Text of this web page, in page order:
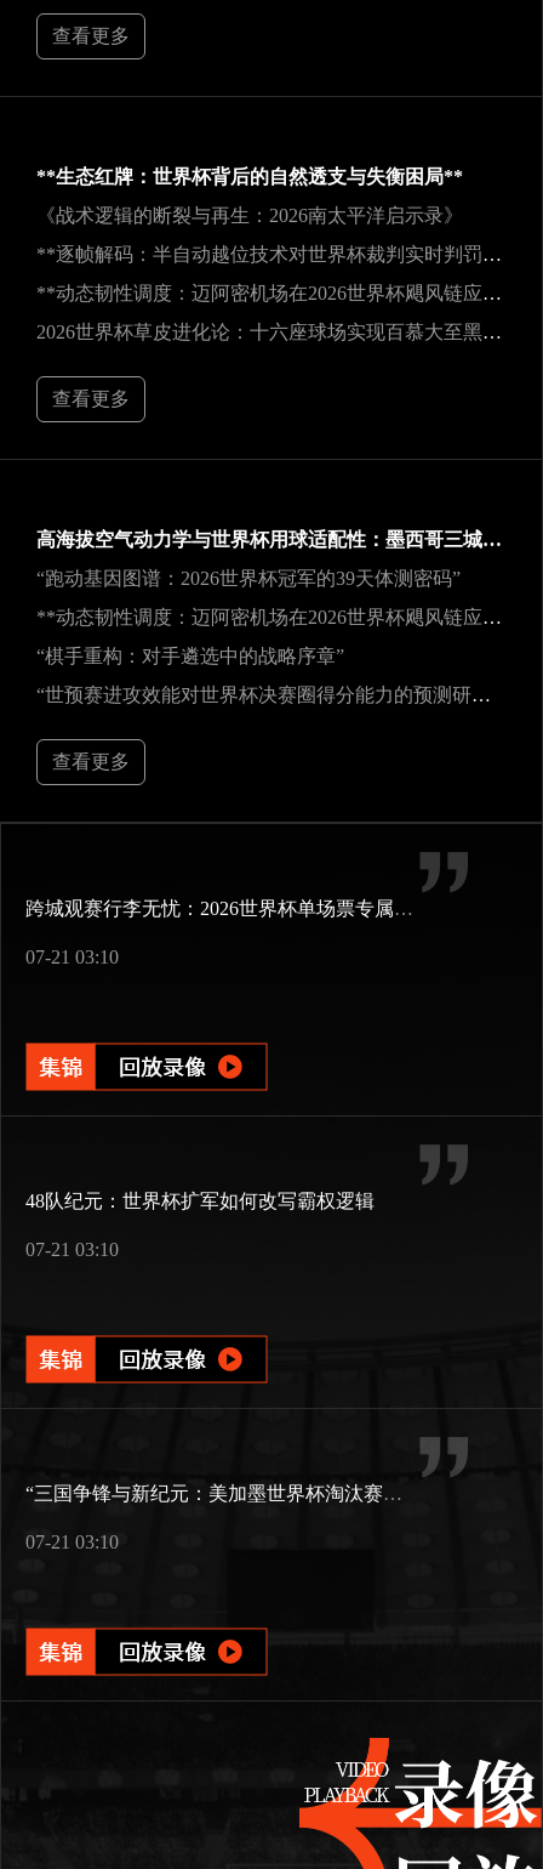
查看更多
**生态红牌：世界杯背后的自然透支与失衡困局**
《战术逻辑的断裂与再生：2026南太平洋启示录》
**逐帧解码：半自动越位技术对世界杯裁判实时判罚决策的重塑**
**动态韧性调度：迈阿密机场在2026世界杯飓风链应急中的中枢重构**
2026世界杯草皮进化论：十六座球场实现百慕大至黑麦草的生态跃迁
查看更多
高海拔空气动力学与世界杯用球适配性：墨西哥三城实地验证研究
“跑动基因图谱：2026世界杯冠军的39天体测密码”
**动态韧性调度：迈阿密机场在2026世界杯飓风链应急中的中枢重构**
“棋手重构：对手遴选中的战略序章”
“世预赛进攻效能对世界杯决赛圈得分能力的预测研究——以2026年美加墨世界杯为例”
查看更多
跨城观赛行李无忧：2026世界杯单场票专属行李“门到门”跨城速达方案
07-21 03:10
48队纪元：世界杯扩军如何改写霸权逻辑
07-21 03:10
“三国争锋与新纪元：美加墨世界杯淘汰赛版图重构”
07-21 03:10